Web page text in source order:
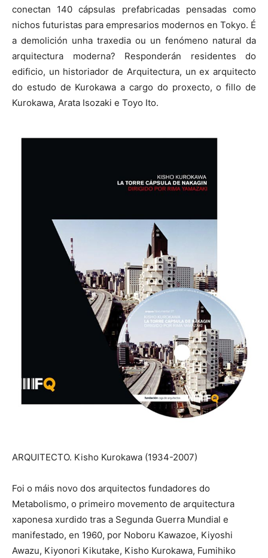
conectan 140 cápsulas prefabricadas pensadas como
nichos futuristas para empresarios modernos en Tokyo. É
a demolición unha traxedia ou un fenómeno natural da
arquitectura moderna? Responderán residentes do
edificio, un historiador de Arquitectura, un ex arquitecto
do estudo de Kurokawa a cargo do proxecto, o fillo de
Kurokawa, Arata Isozaki e Toyo Ito.
ARQUITECTO. Kisho Kurokawa (1934-2007)
Foi o máis novo dos arquitectos fundadores do
Metabolismo, o primeiro movemento de arquitectura
xaponesa xurdido tras a Segunda Guerra Mundial e
manifestado, en 1960, por Noboru Kawazoe, Kiyoshi
Awazu, Kiyonori Kikutake, Kisho Kurokawa, Fumihiko